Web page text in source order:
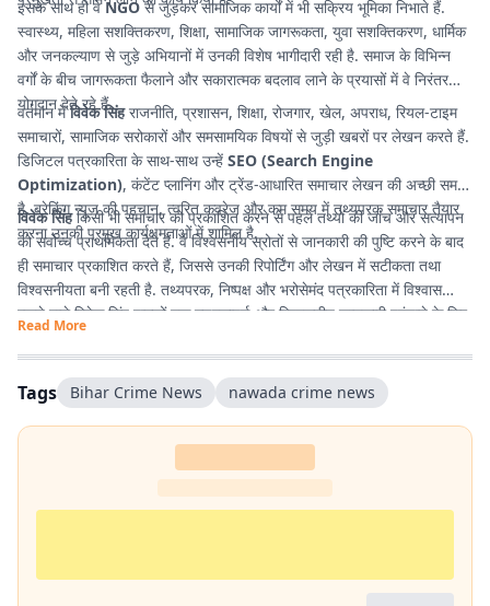
इसके साथ ही वेNGOसे जुड़कर सामाजिक कार्यों में भी सक्रिय भूमिका निभाते हैं.
स्वास्थ्य, महिला सशक्तिकरण, शिक्षा, सामाजिक जागरूकता, युवा सशक्तिकरण, धार्मिक
और जनकल्याण से जुड़े अभियानों में उनकी विशेष भागीदारी रही है. समाज के विभिन्न
वर्गों के बीच जागरूकता फैलाने और सकारात्मक बदलाव लाने के प्रयासों में वे निरंतर
योगदान देते रहे हैं.
वर्तमान मेंविवेक सिंहराजनीति, प्रशासन, शिक्षा, रोजगार, खेल, अपराध, रियल-टाइम
समाचारों, सामाजिक सरोकारों और समसामयिक विषयों से जुड़ी खबरों पर लेखन करते हैं.
डिजिटल पत्रकारिता के साथ-साथ उन्हें SEO (Search Engine
Optimization), कंटेंट प्लानिंग और ट्रेंड-आधारित समाचार लेखन की अच्छी समझ
है. ब्रेकिंग न्यूज की पहचान, त्वरित कवरेज और कम समय में तथ्यपरक समाचार तैयार
करना उनकी प्रमुख कार्यक्षमताओं में शामिल है.
विवेक सिंहकिसी भी समाचार को प्रकाशित करने से पहले तथ्यों की जांच और सत्यापन
को सर्वोच्च प्राथमिकता देते हैं. वे विश्वसनीय स्रोतों से जानकारी की पुष्टि करने के बाद
ही समाचार प्रकाशित करते हैं, जिससे उनकी रिपोर्टिंग और लेखन में सटीकता तथा
विश्वसनीयता बनी रहती है. तथ्यपरक, निष्पक्ष और भरोसेमंद पत्रकारिता में विश्वास
रखने वाले विवेक सिंह पाठकों तक गुणवत्तापूर्ण और विश्वसनीय जानकारी पहुंचाने के लिए
प्रतिबद्ध हैं.
Read More
Tags Bihar Crime News nawada crime news